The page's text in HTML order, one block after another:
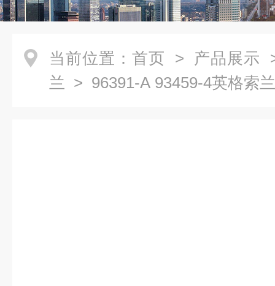
当前位置： 首页 > 产品展示
兰 > 96391-A 93459-4英格索